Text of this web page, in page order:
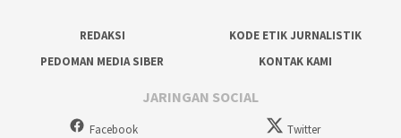
REDAKSI
KODE ETIK JURNALISTIK
PEDOMAN MEDIA SIBER
KONTAK KAMI
JARINGAN SOCIAL
Facebook
Twitter